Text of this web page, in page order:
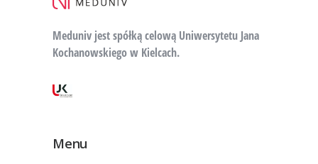
Meduniv jest spółką celową Uniwersytetu Jana
Kochanowskiego w Kielcach.
Menu